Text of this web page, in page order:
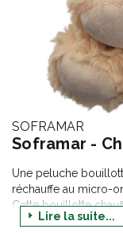
SOFRAMAR
Soframar -
Une peluche
réchauffe au micro-
Cette bouillotte
grains de blé ainsi
Lire la suite...